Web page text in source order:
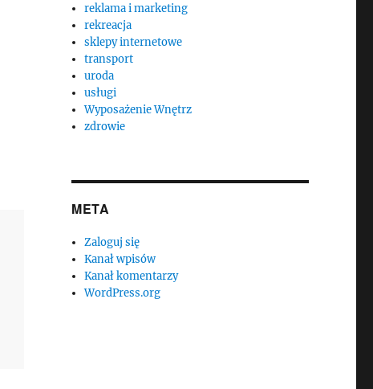
reklama i marketing
rekreacja
sklepy internetowe
transport
uroda
usługi
Wyposażenie Wnętrz
zdrowie
META
Zaloguj się
Kanał wpisów
Kanał komentarzy
WordPress.org